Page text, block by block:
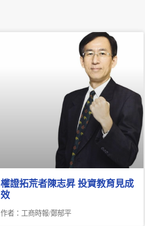
權證拓荒者陳志昇 投資教育見成
效
作者：工商時報/鄭郁平